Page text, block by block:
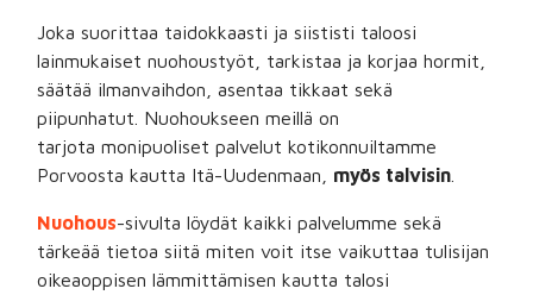
Joka suorittaa taidokkaasti ja siististi taloosi
lainmukaiset nuohoustyöt, tarkistaa ja korjaa hormit,
säätää ilmanvaihdon, asentaa tikkaat sekä
piipunhatut. Nuohoukseen meillä on
tarjota monipuoliset palvelut kotikonnuiltamme
Porvoosta kautta Itä-Uudenmaan, myös talvisin
Nuohous-sivulta löydät kaikki palvelumme sekä
tärkeää tietoa siitä miten voit itse vaikuttaa tulisijan
oikeaoppisen lämmittämisen kautta talosi